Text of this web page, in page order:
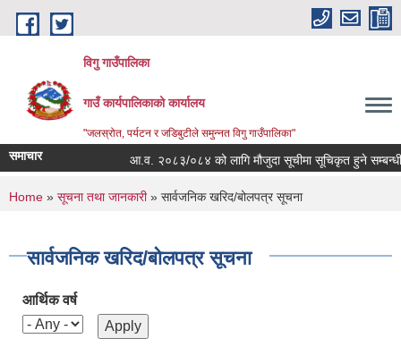
Skip to main content
विगु गाउँपालिका
गाउँ कार्यपालिकाको कार्यालय
"जलस्रोत, पर्यटन र जडिबुटीले समुन्नत विगु गाउँपालिका"
समाचार आ.व. २०८३/०८४ को लागि मौजुदा सूचीमा सूचिकृत हुने सम्बन्धी
You are here
Home » सूचना तथा जानकारी» सार्वजनिक खरिद/बोलपत्र सूचना
सार्वजनिक खरिद/बोलपत्र सूचना
आर्थिक वर्ष